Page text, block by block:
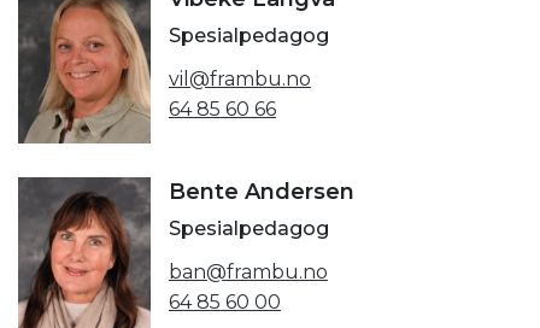
Spesialpedagog
vil@frambu.no
64 85 60 66
Bente Andersen
Spesialpedagog
ban@frambu.no
64 85 60 00